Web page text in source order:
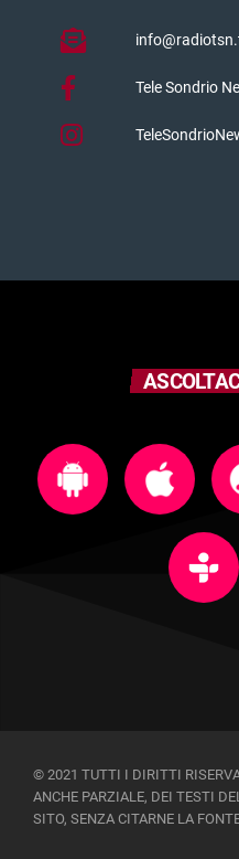
Tele Sondrio
© 2021 TUTTI I DIRITTI
ANCHE PARZIALE, DEI TESTI
SITO, SENZA CITARNE LA